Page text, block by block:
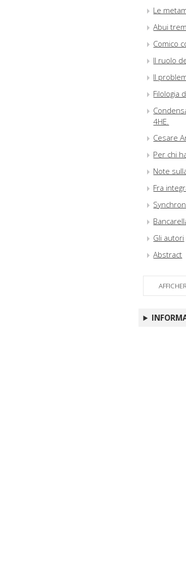
Le
Abui
Comico
Il ruolo
Il
Filologia
4HE.
Cesare
Per chi
Note
Fra
Gli autori
Abstract